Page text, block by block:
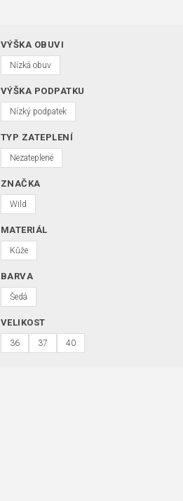
VÝŠKA OBUVI
Nízká obuv
VÝŠKA PODPATKU
Nízký podpatek
TYP ZATEPLENÍ
Nezateplené
ZNAČKA
Wild
MATERIÁL
Kůže
BARVA
Šedá
VELIKOST
36 37 40